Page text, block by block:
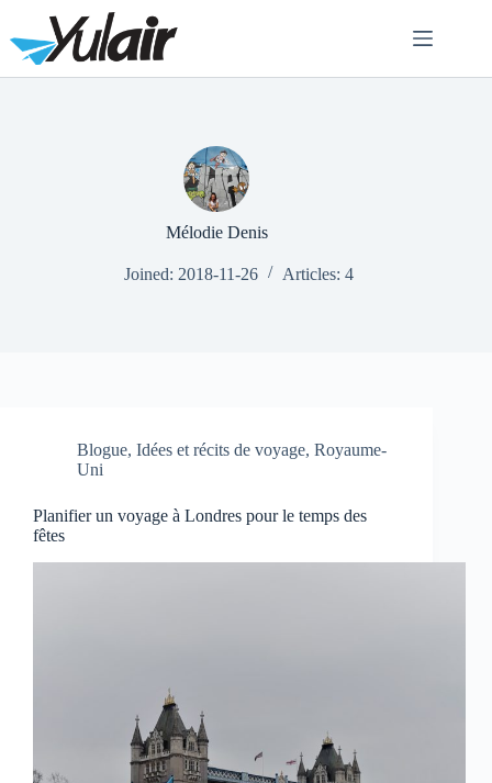
content
Mélodie Denis
Joined: 2018-11-26 Articles: 4
Blogue, Idées et récits de voyage, Royaume-
Uni
Planifier un voyage à Londres pour le temps des
fêtes